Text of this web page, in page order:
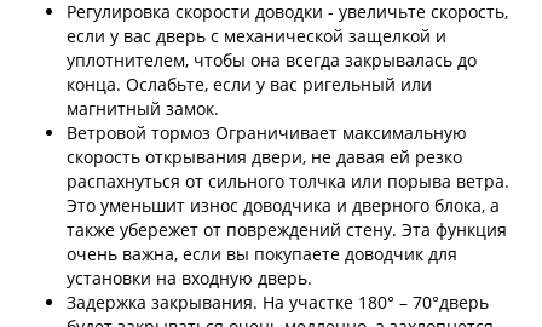
Регулировка скорости доводки - увеличьте скорость,
если у вас дверь с механической защелкой и
уплотнителем, чтобы она всегда закрывалась до
конца. Ослабьте, если у вас ригельный или
магнитный замок.
Ветровой тормоз Ограничивает максимальную
скорость открывания двери, не давая ей резко
распахнуться от сильного толчка или порыва ветра.
Это уменьшит износ доводчика и дверного блока, а
также убережет от повреждений стену. Эта функция
очень важна, если вы покупаете доводчик для
установки на входную дверь.
Задержка закрывания. На участке 180° – 70°дверь